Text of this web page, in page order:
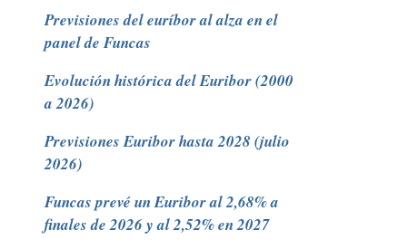
Previsiones del euríbor al alza en el
panel de Funcas
Evolución histórica del Euribor (2000
a 2026)
Previsiones Euribor hasta 2028 (julio
2026)
Funcas prevé un Euribor al 2,68% a
finales de 2026 y al 2,52% en 2027